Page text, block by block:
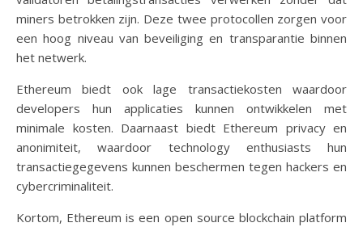
miners betrokken zijn. Deze twee protocollen zorgen voor
een hoog niveau van beveiliging en transparantie binnen
het netwerk.
Ethereum biedt ook lage transactiekosten waardoor
developers hun applicaties kunnen ontwikkelen met
minimale kosten. Daarnaast biedt Ethereum privacy en
anonimiteit, waardoor technology enthusiasts hun
transactiegegevens kunnen beschermen tegen hackers en
cybercriminaliteit.
Kortom, Ethereum is een open source blockchain platform